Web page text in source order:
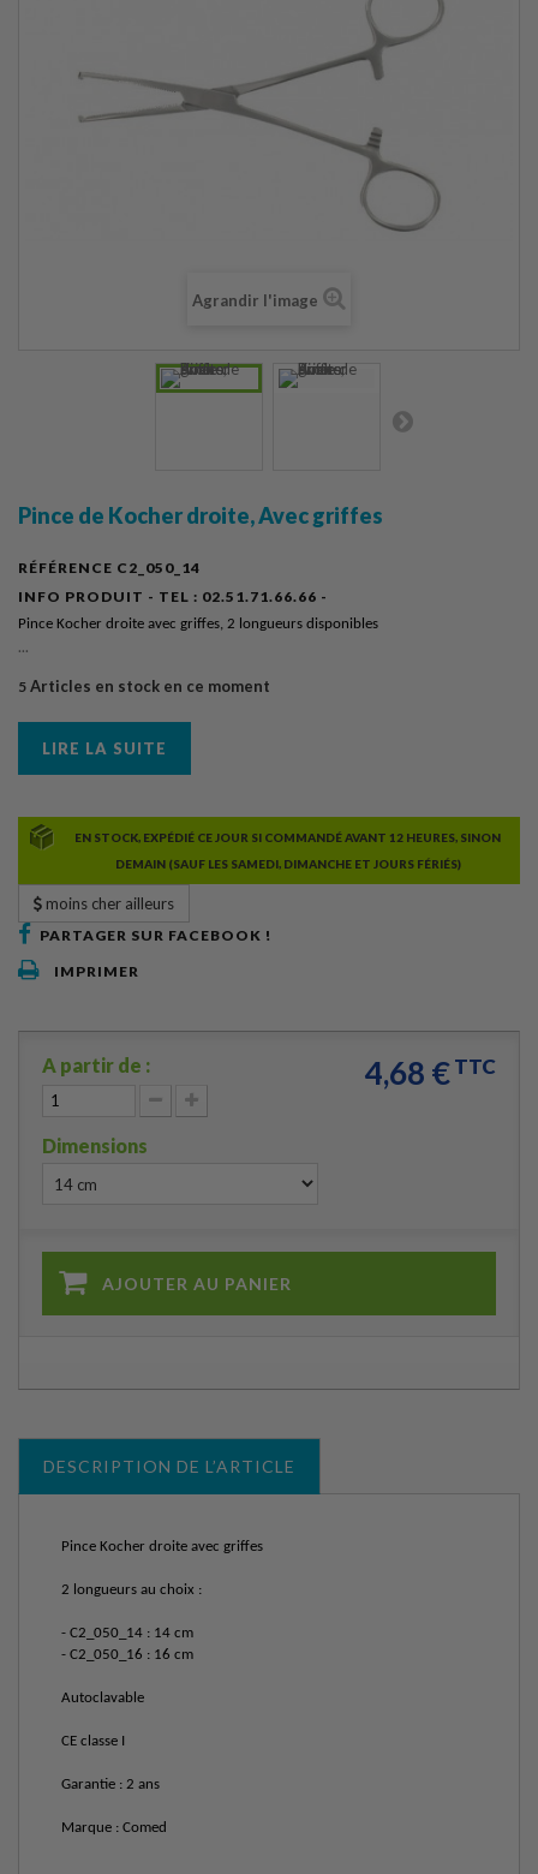
Agrandir l'image
Pince de Kocher droite, Avec griffes
RÉFÉRENCE C2_050_14
INFO PRODUIT - TEL : 02.51.71.66.66 -
Pince Kocher droite avec griffes, 2 longueurs disponibles
...
5 Articles en stock en ce moment
LIRE LA SUITE
EN STOCK, EXPÉDIÉ CE JOUR SI COMMANDÉ AVANT 12 HEURES, SINON
DEMAIN (SAUF LES SAMEDI, DIMANCHE ET JOURS FÉRIÉS)
moins cher ailleurs
PARTAGER SUR FACEBOOK !
IMPRIMER
4,68 €TTC
A partir de :
Dimensions
AJOUTER AU PANIER
DESCRIPTION DE L’ARTICLE
Pince Kocher droite avec griffes
2 longueurs au choix :
- C2_050_14 : 14 cm
- C2_050_16 : 16 cm
Autoclavable
CE classe I
Garantie : 2 ans
Marque : Comed